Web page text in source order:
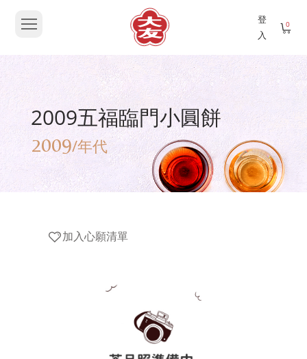
登
入
0
2009五福臨門小圓餅
2009/年代